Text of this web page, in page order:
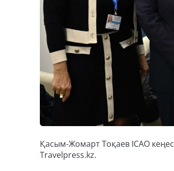
Қасым-Жомарт Тоқаев ICAO
Travelpress.kz.